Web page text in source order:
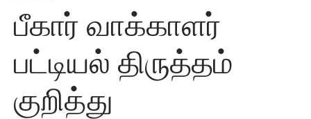
பீகார் வாக்காளர்
பட்டியல் திருத்தம்
குறித்து